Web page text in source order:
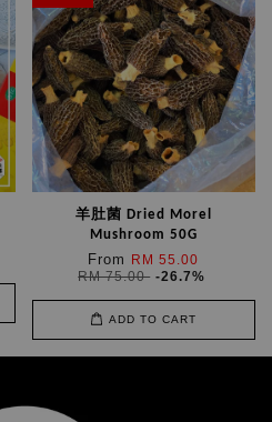
羊肚菌 Dried Morel
Mushroom 50G
From
RM 55.00
RM 75.00 -26.7%
ADD TO CART